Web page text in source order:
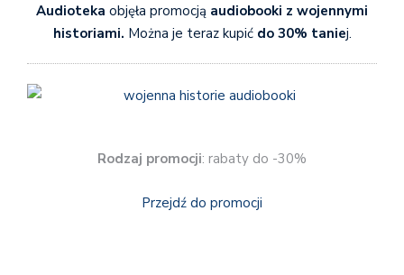
Audioteka objęła promocją audiobooki z wojennymi
historiami. Można je teraz kupić do 30% taniej.
Rodzaj promocji: rabaty do -30%
Przejdź do promocji